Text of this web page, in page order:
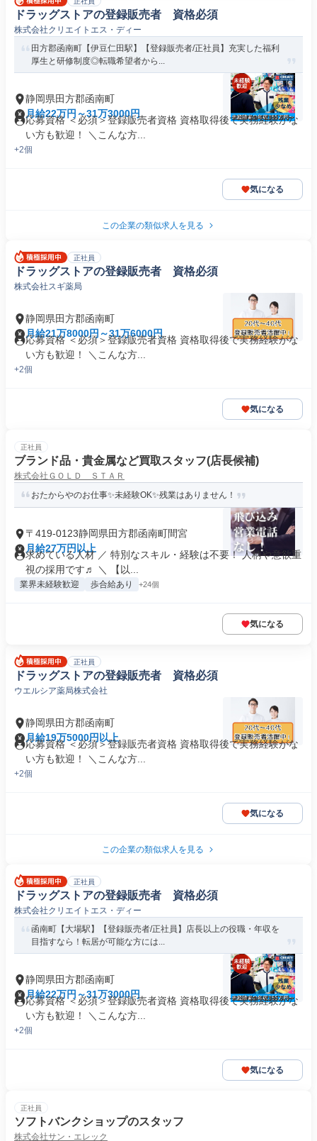
ドラッグストアの登録販売者 資格必須
株式会社クリエイトエス・ディー
田方郡函南町【伊豆仁田駅】【登録販売者/正社員】充実した福利
厚生と研修制度◎転職希望者から...
静岡県田方郡函南町
月給22万円～31万3000円
応募資格 ＜必須＞登録販売者資格 資格取得後で実務経験がな
い方も歓迎！ ＼こんな方...
+2個
気になる
この企業の類似求人を見る
正社員
ドラッグストアの登録販売者 資格必須
株式会社スギ薬局
静岡県田方郡函南町
月給21万8000円～31万6000円
応募資格 ＜必須＞登録販売者資格 資格取得後で実務経験がな
い方も歓迎！ ＼こんな方...
+2個
気になる
正社員
ブランド品・貴金属など買取スタッフ(店長候補)
株式会社ＧＯＬＤ ＳＴＡＲ
おたからやのお仕事✨未経験OK✨残業はありません！
〒419-0123静岡県田方郡函南町間宮
月給27万円以上
求めている人材 ／ 特別なスキル・経験は不要！ 人柄や意欲重
視の採用です♬ ＼ 【以...
業界未経験歓迎 歩合給あり +24個
気になる
正社員
ドラッグストアの登録販売者 資格必須
ウエルシア薬局株式会社
静岡県田方郡函南町
月給19万5000円以上
応募資格 ＜必須＞登録販売者資格 資格取得後で実務経験がな
い方も歓迎！ ＼こんな方...
+2個
気になる
この企業の類似求人を見る
正社員
ドラッグストアの登録販売者 資格必須
株式会社クリエイトエス・ディー
函南町【大場駅】【登録販売者/正社員】店長以上の役職・年収を
目指すなら！転居が可能な方には...
静岡県田方郡函南町
月給22万円～31万3000円
応募資格 ＜必須＞登録販売者資格 資格取得後で実務経験がな
い方も歓迎！ ＼こんな方...
+2個
気になる
正社員
ソフトバンクショップのスタッフ
株式会社サン・エレック